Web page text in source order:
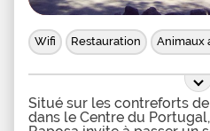
Wifi Restauration Animaux
Situé sur les contreforts
dans le Centre du